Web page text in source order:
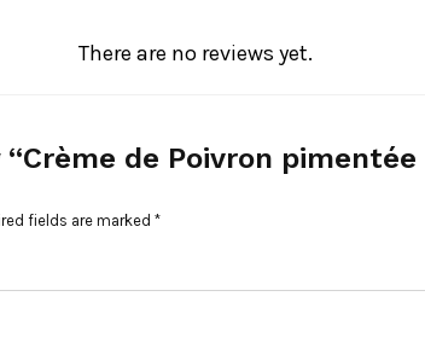
There are no reviews yet.
de Poivron pimentée
fields are marked *